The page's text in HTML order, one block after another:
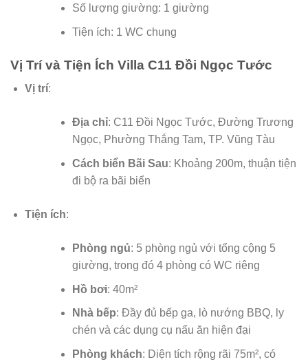
Số lượng giường: 1 giường
Tiện ích: 1 WC chung
Vị Trí và Tiện Ích Villa C11 Đồi Ngọc Tước
Vị trí:
Địa chỉ: C11 Đồi Ngọc Tước, Đường Trương
Ngọc, Phường Thắng Tam, TP. Vũng Tàu
Cách biển Bãi Sau: Khoảng 200m, thuận tiện
đi bộ ra bãi biển
Tiện ích:
Phòng ngủ: 5 phòng ngủ với tổng cộng 5
giường, trong đó 4 phòng có WC riêng
Hồ bơi: 40m²
Nhà bếp: Đầy đủ bếp ga, lò nướng BBQ, ly
chén và các dụng cụ nấu ăn hiện đại
Phòng khách: Diện tích rộng rãi 75m², có